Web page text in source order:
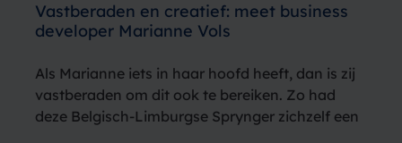
Vastberaden en creatief: meet business
developer Marianne Vols
Als Marianne iets in haar hoofd heeft, dan is zij
vastberaden om dit ook te bereiken. Zo had
deze Belgisch-Limburgse Sprynger zichzelf een